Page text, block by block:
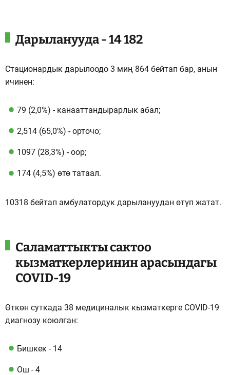
Дарыланууда - 14 182
Стационардык дарылоодо 3 миң 864 бейтап бар, анын
ичинен:
79 (2,0%) - канааттандырарлык абал;
2,514 (65,0%) - орточо;
1097 (28,3%) - оор;
174 (4,5%) өтө татаал.
10318 бейтап амбулатордук дарылануудан өтүп жатат.
Саламаттыкты сактоо
кызматкерлеринин арасындагы
COVID-19
Өткөн суткада 38 медициналык кызматкерге COVID-19
диагнозу коюлган:
Бишкек - ​​14
Ош - 4